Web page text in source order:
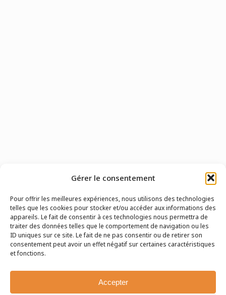
Gérer le consentement
Pour offrir les meilleures expériences, nous utilisons des technologies
telles que les cookies pour stocker et/ou accéder aux informations des
appareils. Le fait de consentir à ces technologies nous permettra de
traiter des données telles que le comportement de navigation ou les
ID uniques sur ce site. Le fait de ne pas consentir ou de retirer son
consentement peut avoir un effet négatif sur certaines caractéristiques
et fonctions.
Accepter